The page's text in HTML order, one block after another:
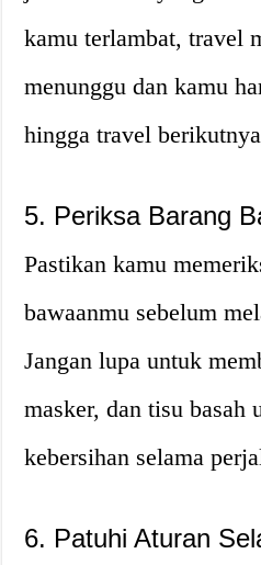
kamu terlambat, travel
menunggu dan kamu
hingga travel
5. Periksa Barang
Pastikan kamu
bawaanmu sebelum
Jangan lupa untuk
masker, dan tisu basah
kebersihan selama
6. Patuhi Aturan